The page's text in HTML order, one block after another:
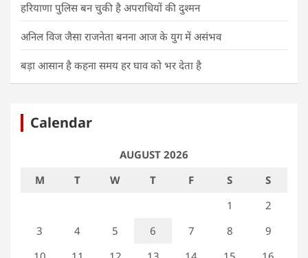
हरियाणा पुलिस बन चुकी है अपराधियों की दुश्मन
अनिल विज जैसा राजनेता बनना आज के युग में असंभव
बड़ा आसान है कहना समय हर घाव को भर देता है
Calendar
AUGUST 2026
M
T W T F S
S
1
2
3
4 5 6 7 8
9